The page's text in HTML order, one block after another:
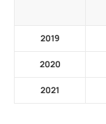
2019
2020
2021